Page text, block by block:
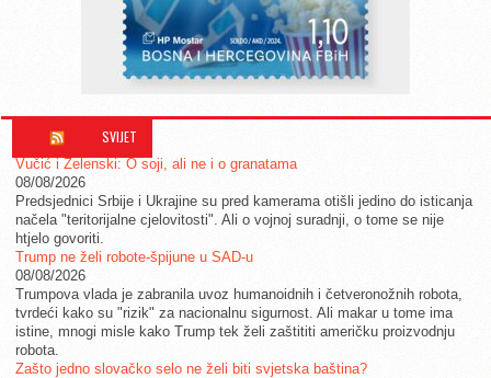
SVIJET
Vučić i Zelenski: O soji, ali ne i o granatama
08/08/2026
Predsjednici Srbije i Ukrajine su pred kamerama otišli jedino do isticanja
načela "teritorijalne cjelovitosti". Ali o vojnoj suradnji, o tome se nije
htjelo govoriti.
Trump ne želi robote-špijune u SAD-u
08/08/2026
Trumpova vlada je zabranila uvoz humanoidnih i četveronožnih robota,
tvrdeći kako su "rizik" za nacionalnu sigurnost. Ali makar u tome ima
istine, mnogi misle kako Trump tek želi zaštititi američku proizvodnju
robota.
Zašto jedno slovačko selo ne želi biti svjetska baština?